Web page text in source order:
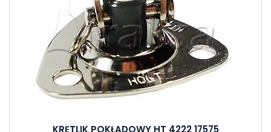
KRĘTLIK POKŁADOWY HT 4222 17575